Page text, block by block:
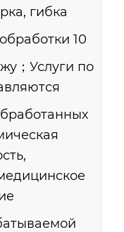
гибка
10
；Услуги по